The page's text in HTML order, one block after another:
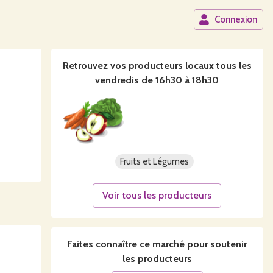
Connexion
Retrouvez vos producteurs locaux tous les
vendredis de 16h30 à 18h30
Fruits et Légumes
Voir tous les producteurs
Faites connaître ce marché pour soutenir
les producteurs